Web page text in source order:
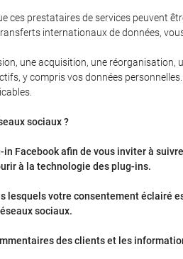
ces prestataires de services peuvent
internationaux de données,
une acquisition, une
y compris vos données
sociaux ?
Facebook afin de vous inviter à
à la technologie des plug-ins.
lesquels votre consentement
sociaux.
des clients et les